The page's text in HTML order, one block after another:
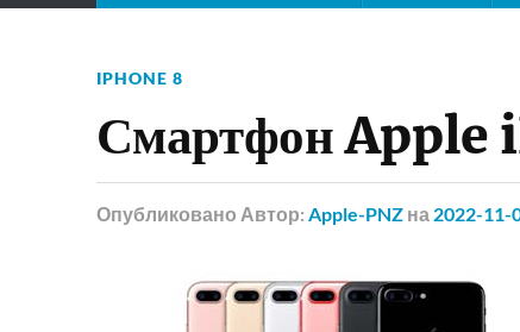
IPHONE 8
Смартфон Apple
Опубликовано Автор: Apple-PNZ на 2022-11-